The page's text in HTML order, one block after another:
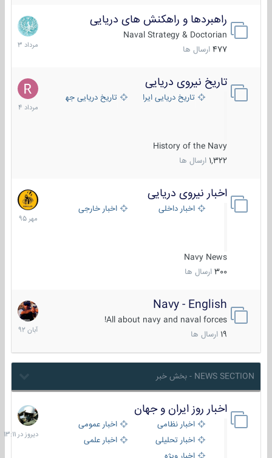
راهبردها و راهکنش های دریایی
Naval Strategy & Doctorian
477 ارسال ها
2
مرداد
1403
تاریخ نیروی دریایی
تاریخ دریایی ایران تاریخ دریایی جهان
History of the Navy
1,322 ارسال ها
16
مرداد
1404
اخبار نیروی دریایی
اخبار داخلی اخبار خارجی
Navy News
300 ارسال ها
27
مهر
1395
Navy - English
All about navy and naval forces!
ارسال ها
22
آبان
1392
NEWS SECTION - بخش خبر
اخبار روز ایران و جهان
اخبار نظامی
اخبار عمومی
اخبار تحلیلی
اخبار علمی
دیروز
در
13:11